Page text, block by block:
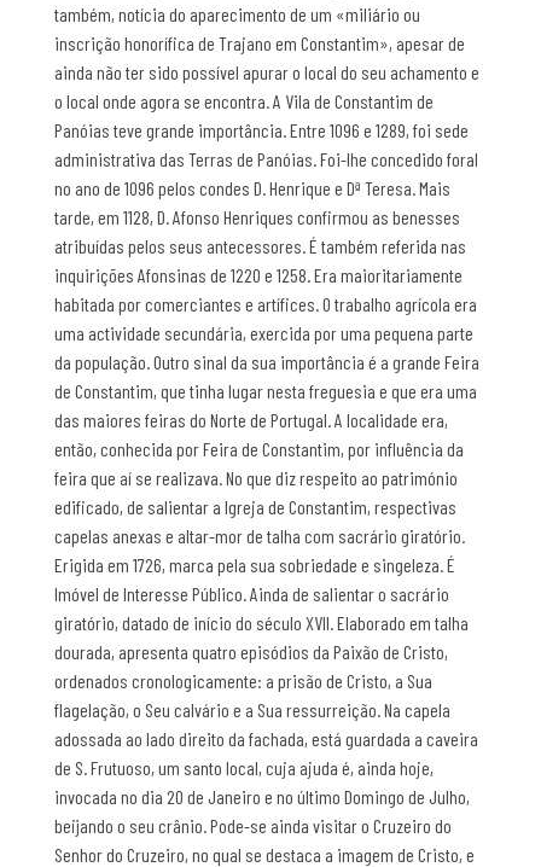
também, notícia do aparecimento de um «miliário ou
inscrição honorífica de Trajano em Constantim», apesar de
ainda não ter sido possível apurar o local do seu achamento e
o local onde agora se encontra. A Vila de Constantim de
Panóias teve grande importância. Entre 1096 e 1289, foi sede
administrativa das Terras de Panóias. Foi-lhe concedido foral
no ano de 1096 pelos condes D. Henrique e Dª Teresa. Mais
tarde, em 1128, D. Afonso Henriques confirmou as benesses
atribuídas pelos seus antecessores. É também referida nas
inquirições Afonsinas de 1220 e 1258. Era maioritariamente
habitada por comerciantes e artífices. O trabalho agrícola era
uma actividade secundária, exercida por uma pequena parte
da população. Outro sinal da sua importância é a grande Feira
de Constantim, que tinha lugar nesta freguesia e que era uma
das maiores feiras do Norte de Portugal. A localidade era,
então, conhecida por Feira de Constantim, por influência da
feira que aí se realizava. No que diz respeito ao património
edificado, de salientar a Igreja de Constantim, respectivas
capelas anexas e altar-mor de talha com sacrário giratório.
Erigida em 1726, marca pela sua sobriedade e singeleza. É
Imóvel de Interesse Público. Ainda de salientar o sacrário
giratório, datado de início do século XVII. Elaborado em talha
dourada, apresenta quatro episódios da Paixão de Cristo,
ordenados cronologicamente: a prisão de Cristo, a Sua
flagelação, o Seu calvário e a Sua ressurreição. Na capela
adossada ao lado direito da fachada, está guardada a caveira
de S. Frutuoso, um santo local, cuja ajuda é, ainda hoje,
invocada no dia 20 de Janeiro e no último Domingo de Julho,
beijando o seu crânio. Pode-se ainda visitar o Cruzeiro do
Senhor do Cruzeiro, no qual se destaca a imagem de Cristo, e